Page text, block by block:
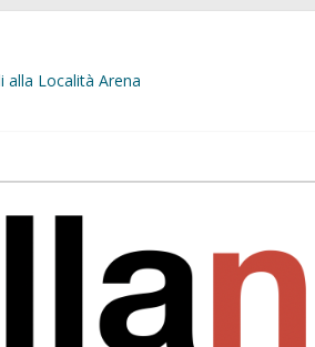
bugie hanno le gambe corte. Altro che